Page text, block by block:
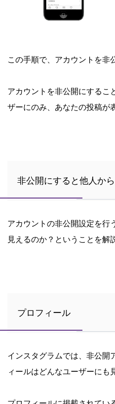
この手順で、アカウントを非
アカウントを非公開にするこ
ザーにのみ、あなたの投稿が
非公開にすると他人か
アカウントの非公開設定を行
見えるのか？ということを解
プロフィール
インスタグラムでは、非公開
ィールはどんなユーザーにも